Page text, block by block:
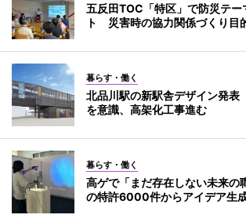
五反田TOC「特区」で防災テー
ト 災害時の協力関係づくり目
暮らす・働く
北品川駅の新駅舎デザイン発
を意識、高架化工事進む
暮らす・働く
高ゲで「まだ存在しない未来
の特許6000件からアイデア生